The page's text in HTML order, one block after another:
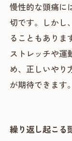
慢性的な頭痛に
切です。しかし
ることもありま
ストレッチや運
め、正しいやり
が期待できます。
繰り返し起こる